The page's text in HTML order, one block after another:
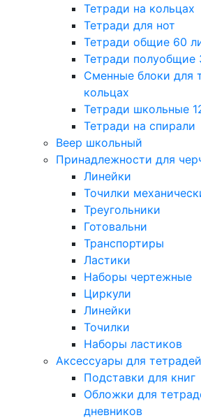
Тетради на кольцах
Тетради для нот
Тетради общие 60
Тетради полуобщие
Сменные блоки для
кольцах
Тетради школьные
Тетради на спирали
Веер школьный
Принадлежности для
Линейки
Точилки
Треугольники
Готовальни
Транспортиры
Ластики
Наборы чертежные
Циркули
Линейки
Точилки
Наборы ластиков
Аксессуары для
Подставки для книг
Обложки для
дневников